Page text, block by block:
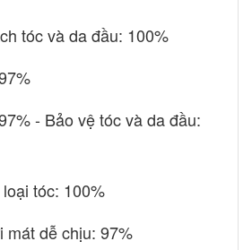
tóc và da đầu: 100%
- Bảo vệ tóc và da đầu:
tóc: 100%
mát dễ chịu: 97%